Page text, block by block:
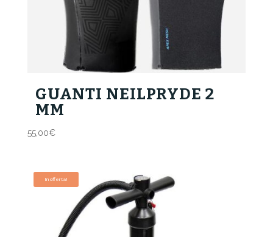
GUANTI NEILPRYDE 2
MM
55,00€
In offerta!